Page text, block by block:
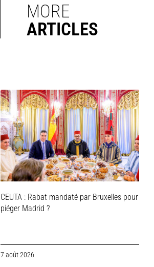
MORE
ARTICLES
CEUTA : Rabat mandaté par Bruxelles pour
piéger Madrid ?
7 août 2026